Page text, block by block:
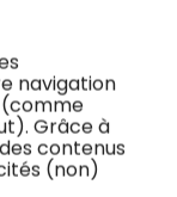
navigation
Grâce à
contenus
(non)